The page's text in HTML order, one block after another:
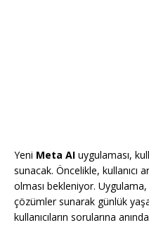
Yeni Meta AI uygulaması,
sunacak. Öncelikle, kullanıcı
olması bekleniyor. Uygulama,
çözümler sunarak günlük
kullanıcıların sorularına